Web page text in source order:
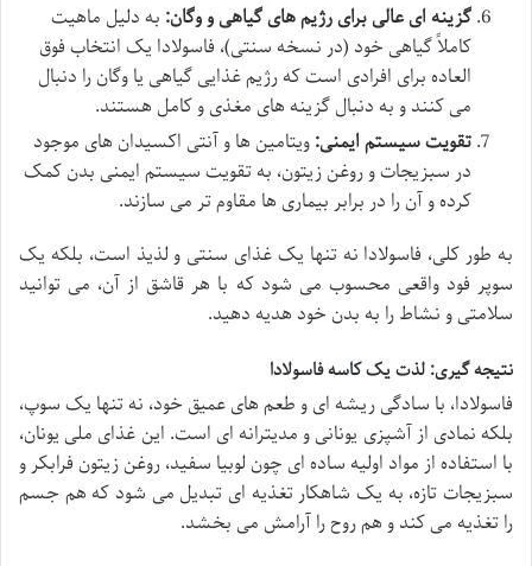
گزینه ای عالی برای رژیم های گیاهی و وگان: به دلیل ماهیت
کاملاً گیاهی خود (در نسخه سنتی)، فاسولادا یک انتخاب فوق
العاده برای افرادی است که رژیم غذایی گیاهی یا وگان را دنبال
می کنند و به دنبال گزینه های مغذی و کامل هستند.
تقویت سیستم ایمنی:ویتامین ها و آنتی اکسیدان های موجود
در سبزیجات و روغن زیتون، به تقویت سیستم ایمنی بدن کمک
کرده و آن را در برابر بیماری ها مقاوم تر می سازند.
به طور کلی، فاسولادا نه تنها یک غذای سنتی و لذیذ است، بلکه یک
سوپر فود واقعی محسوب می شود که با هر قاشق از آن، می توانید
سلامتی و نشاط را به بدن خود هدیه دهید.
نتیجه گیری: لذت یک کاسه فاسولادا
فاسولادا، با سادگی ریشه ای و طعم های عمیق خود، نه تنها یک سوپ،
بلکه نمادی از آشپزی یونانی و مدیترانه ای است. این غذای ملی یونان،
با استفاده از مواد اولیه ساده ای چون لوبیا سفید، روغن زیتون فرابکر و
سبزیجات تازه، به یک شاهکار تغذیه ای تبدیل می شود که هم جسم
را تغذیه می کند و هم روح را آرامش می بخشد.